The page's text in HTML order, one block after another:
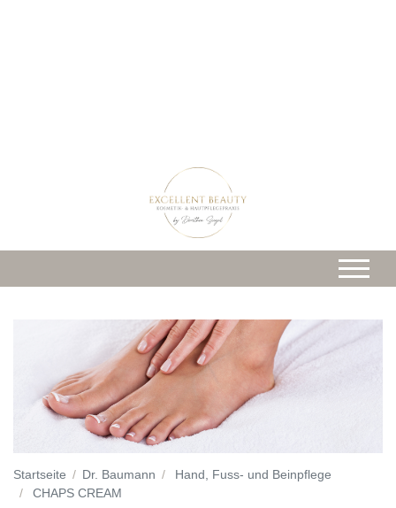
Startseite Dr. Baumann
Hand, Fuss- und Beinpflege
CHAPS CREAM